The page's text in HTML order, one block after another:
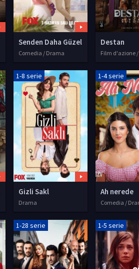
Senden Daha Güzel
Comedia / Drama
Destan
Film d'azione
1-8 serie
Gizli Sakl
Drama
1-4 serie
Ah nerede
Comedia /
1-28 serie 1-5 serie